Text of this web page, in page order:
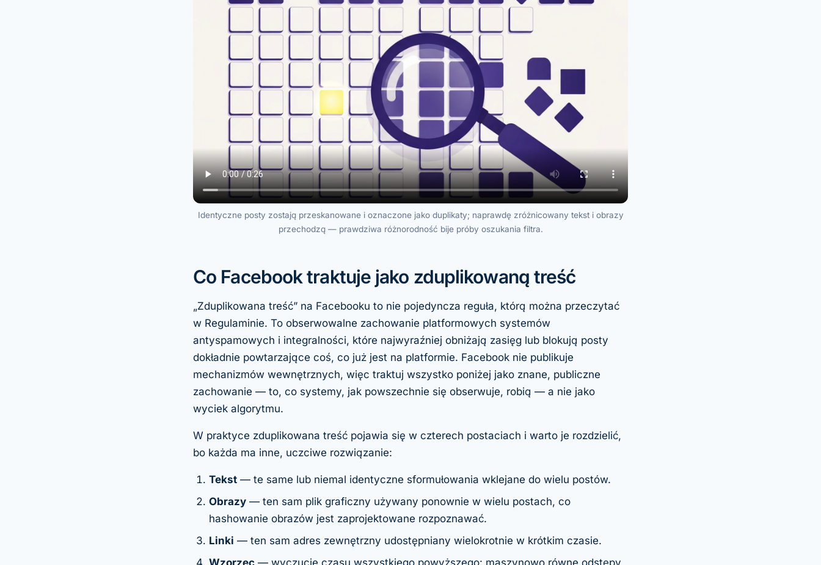
Identyczne posty zostają przeskanowane i oznaczone jako duplikaty; naprawdę zróżnicowany tekst i obrazy
przechodzą — prawdziwa różnorodność bije próby oszukania filtra.
Co Facebook traktuje jako zduplikowaną treść
„Zduplikowana treść” na Facebooku to nie pojedyncza reguła, którą można przeczytać
w Regulaminie. To obserwowalne zachowanie platformowych systemów
antyspamowych i integralności, które najwyraźniej obniżają zasięg lub blokują posty
dokładnie powtarzające coś, co już jest na platformie. Facebook nie publikuje
mechanizmów wewnętrznych, więc traktuj wszystko poniżej jako znane, publiczne
zachowanie — to, co systemy, jak powszechnie się obserwuje, robią — a nie jako
wyciek algorytmu.
W praktyce zduplikowana treść pojawia się w czterech postaciach i warto je rozdzielić,
bo każda ma inne, uczciwe rozwiązanie:
Tekst — te same lub niemal identyczne sformułowania wklejane do wielu postów.
Obrazy — ten sam plik graficzny używany ponownie w wielu postach, co
hashowanie obrazów jest zaprojektowane rozpoznawać.
Linki — ten sam adres zewnętrzny udostępniany wielokrotnie w krótkim czasie.
Wzorzec — wyczucie czasu wszystkiego powyższego: maszynowo równe odstępy